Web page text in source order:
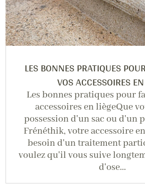
LES BONNES PRATIQUES
VOS ACCESSOIRES
Les bonnes pratiques pour
accessoires en liègeQue
possession d'un sac ou d'un
Frénéthik, votre accessoire
besoin d'un traitement
voulez qu'il vous suive
d'ose...